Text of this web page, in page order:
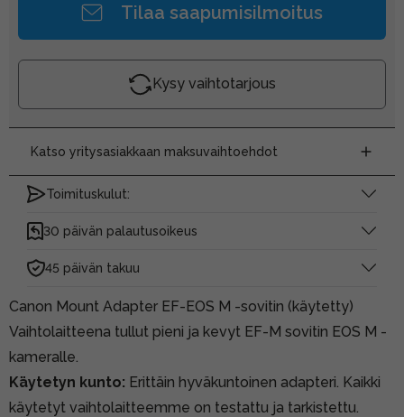
Tilaa saapumisilmoitus
Kysy vaihtotarjous
Katso yritysasiakkaan maksuvaihtoehdot
Toimituskulut:
30 päivän palautusoikeus
45 päivän takuu
Canon Mount Adapter EF-EOS M -sovitin (käytetty)
Vaihtolaitteena tullut pieni ja kevyt EF-M sovitin EOS M -
kameralle.
Käytetyn kunto: Erittäin hyväkuntoinen adapteri. Kaikki
käytetyt vaihtolaitteemme on testattu ja tarkistettu.